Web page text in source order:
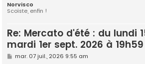
Norvisco
Scoïste, enfin !
Re: Mercato d'été : du lundi
mardi 1er sept. 2026 à 19h59
M
mar. 07 juil., 2026 9:55 am